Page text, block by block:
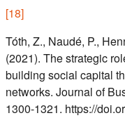
[18]
Tóth, Z., Naudé, P.,
(2021). The strategic
building social capital
networks. Journal of
1300-1321. https://